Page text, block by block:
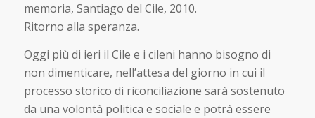
memoria, Santiago del Cile, 2010.
Ritorno alla speranza.
Oggi più di ieri il Cile e i cileni hanno bisogno di
non dimenticare, nell’attesa del giorno in cui il
processo storico di riconciliazione sarà sostenuto
da una volontà politica e sociale e potrà essere